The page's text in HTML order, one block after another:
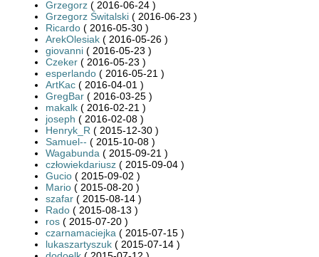
Grzegorz ( 2016-06-24 )
Grzegorz Świtalski ( 2016-06-23 )
Ricardo ( 2016-05-30 )
ArekOlesiak ( 2016-05-26 )
giovanni ( 2016-05-23 )
Czeker ( 2016-05-23 )
esperlando ( 2016-05-21 )
ArtKac ( 2016-04-01 )
GregBar ( 2016-03-25 )
makalk ( 2016-02-21 )
joseph ( 2016-02-08 )
Henryk_R ( 2015-12-30 )
Samuel-- ( 2015-10-08 )
Wagabunda ( 2015-09-21 )
człowiekdariusz ( 2015-09-04 )
Gucio ( 2015-09-02 )
Mario ( 2015-08-20 )
szafar ( 2015-08-14 )
Rado ( 2015-08-13 )
ros ( 2015-07-20 )
czarnamaciejka ( 2015-07-15 )
lukaszartyszuk ( 2015-07-14 )